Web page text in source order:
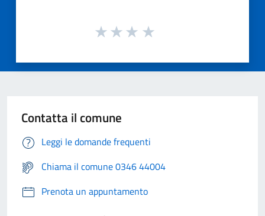
Contatta il comune
Leggi le domande frequenti
Chiama il comune 0346 44004
Prenota un appuntamento